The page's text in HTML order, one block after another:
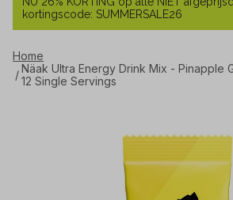
Energy
Mix
kortingscode: SUMMERSALE26
Home
Näak Ultra Energy Drink Mix - Pinapple
12 Single Servings